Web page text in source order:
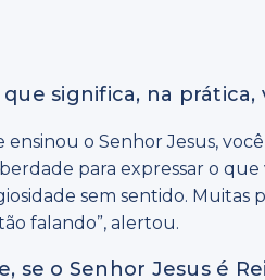
significa, na prática,
o Senhor Jesus,
para expressar o
sem sentido. Muitas
falando”, alertou.
se o Senhor Jesus é